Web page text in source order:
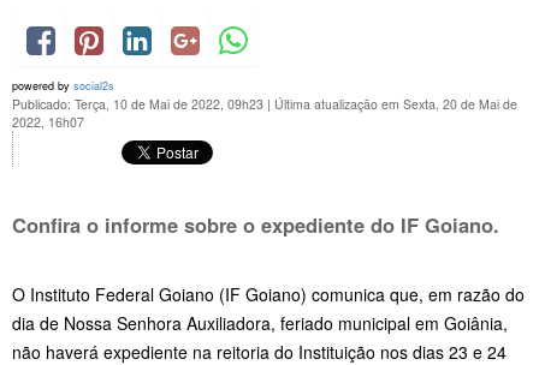
powered by social2s
Publicado: Terça, 10 de Mai de 2022, 09h23 | Última atualização em Sexta, 20 de Mai de
2022, 16h07
Confira o informe sobre o expediente do IF Goiano.
O Instituto Federal Goiano (IF Goiano) comunica que, em razão do
dia de Nossa Senhora Auxiliadora, feriado municipal em Goiânia,
não haverá expediente na reitoria do Instituição nos dias 23 e 24